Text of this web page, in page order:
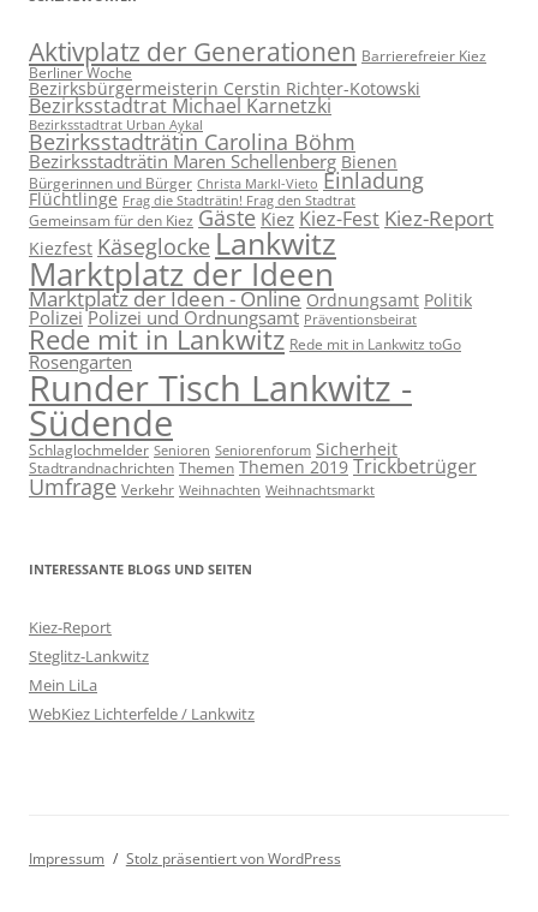
Aktivplatz der Generationen Barrierefreier Kiez
Berliner Woche
Bezirksbürgermeisterin Cerstin Richter-Kotowski
Bezirksstadtrat Michael Karnetzki
Bezirksstadtrat Urban Aykal
Bezirksstadträtin Carolina Böhm
Bezirksstadträtin Maren Schellenberg Bienen
Bürgerinnen und Bürger Christa Markl-Vieto Einladung
Flüchtlinge Frag die Stadträtin! Frag den Stadtrat
Gemeinsam für den Kiez Gäste Kiez Kiez-Fest Kiez-Report
Kiezfest Käseglocke Lankwitz
Marktplatz der Ideen
Marktplatz der Ideen - Online Ordnungsamt Politik
Polizei Polizei und Ordnungsamt Präventionsbeirat
Rede mit in Lankwitz Rede mit in Lankwitz toGo
Rosengarten
Runder Tisch Lankwitz -
Südende
Schlaglochmelder Senioren Seniorenforum Sicherheit
Stadtrandnachrichten Themen Themen 2019 Trickbetrüger
Umfrage Verkehr Weihnachten Weihnachtsmarkt
INTERESSANTE BLOGS UND SEITEN
Kiez-Report
Steglitz-Lankwitz
Mein LiLa
WebKiez Lichterfelde / Lankwitz
Impressum Stolz präsentiert von WordPress